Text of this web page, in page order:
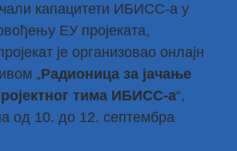
капацитети ИБИСС-a у
ЕУ пројеката,
је организовао онлајн
„Радионица за јачање
тима ИБИСС-a“,
од 10. до 12. септембра